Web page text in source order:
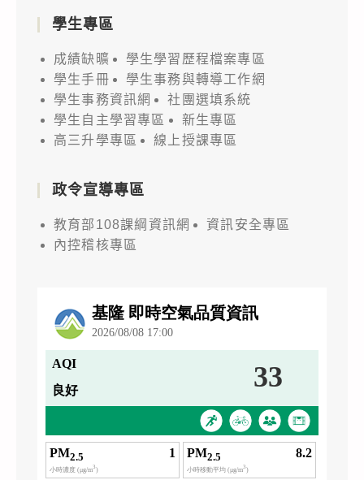
學生專區
成績缺曠
學生學習歷程檔案專區
學生手冊
學生事務與轉導工作網
學生事務資訊網
社團選填系統
學生自主學習專區
新生專區
高三升學專區
線上授課專區
政令宣導專區
教育部108課綱資訊網
資訊安全專區
內控稽核專區